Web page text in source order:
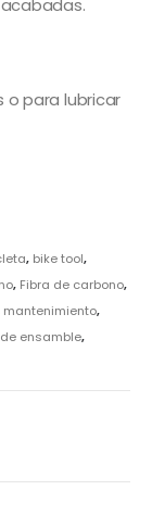
o para lubricar
, bike tool,
, Fibra de carbono,
mantenimiento,
ensamble,